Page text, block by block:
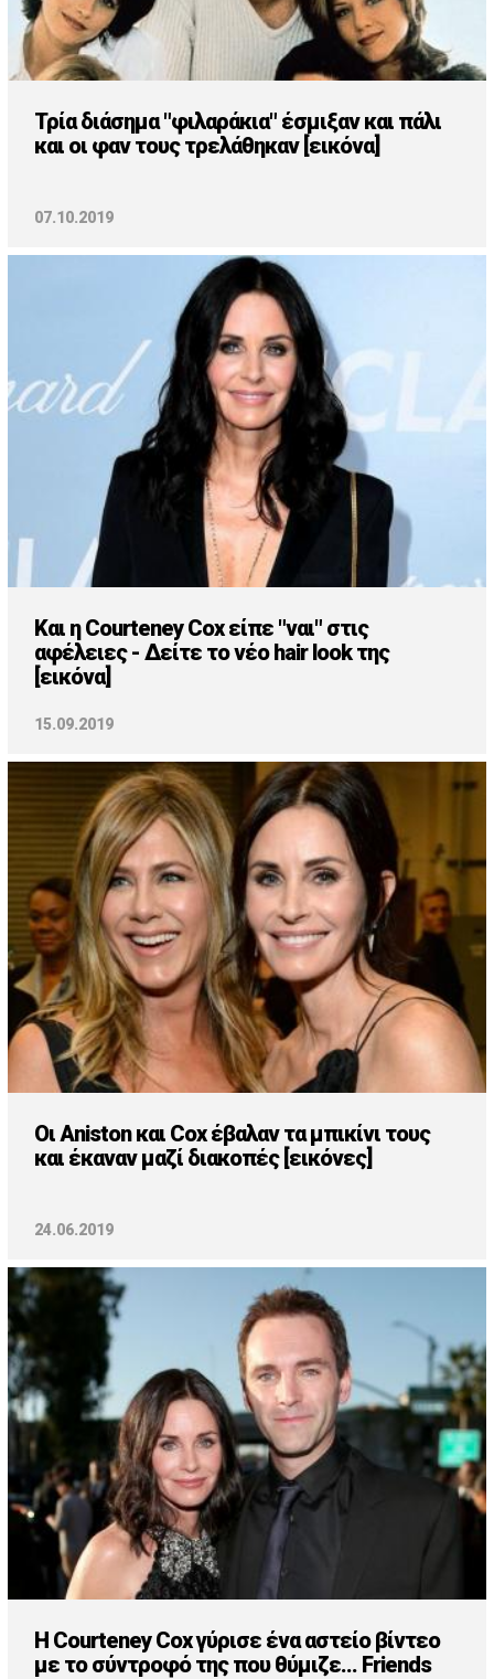
Τρία διάσημα "φιλαράκια" έσμιξαν και πάλι
και οι φαν τους τρελάθηκαν [εικόνα]
07.10.2019
Και η Courteney Cox είπε "ναι" στις
αφέλειες - Δείτε το νέο hair look της
[εικόνα]
15.09.2019
Οι Aniston και Cox έβαλαν τα μπικίνι τους
και έκαναν μαζί διακοπές [εικόνες]
24.06.2019
Η Courteney Cox γύρισε ένα αστείο βίντεο
με το σύντροφό της που θύμιζε... Friends